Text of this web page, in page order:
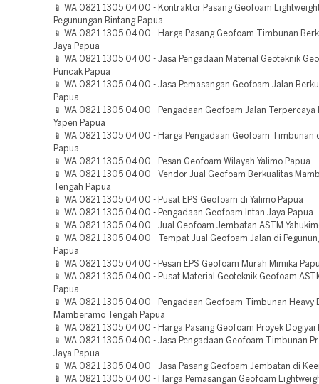
📱 WA 0821 1305 0400 - Kontraktor Pasang Geofoam
Pegunungan Bintang Papua
📱 WA 0821 1305 0400 - Harga Pasang Geofoam Timbunan
Jaya Papua
📱 WA 0821 1305 0400 - Jasa Pengadaan Material Geoteknik
Puncak Papua
📱 WA 0821 1305 0400 - Jasa Pemasangan Geofoam Jalan
Papua
📱 WA 0821 1305 0400 - Pengadaan Geofoam Jalan Terpercaya
Yapen Papua
📱 WA 0821 1305 0400 - Harga Pengadaan Geofoam Timbunan
Papua
📱 WA 0821 1305 0400 - Pesan Geofoam Wilayah Yalimo Papua
📱 WA 0821 1305 0400 - Vendor Jual Geofoam Berkualitas
Tengah Papua
📱 WA 0821 1305 0400 - Pusat EPS Geofoam di Yalimo Papua
📱 WA 0821 1305 0400 - Pengadaan Geofoam Intan Jaya Papua
📱 WA 0821 1305 0400 - Jual Geofoam Jembatan ASTM
📱 WA 0821 1305 0400 - Tempat Jual Geofoam Jalan di
Papua
📱 WA 0821 1305 0400 - Pesan EPS Geofoam Murah Mimika
📱 WA 0821 1305 0400 - Pusat Material Geoteknik Geofoam
Papua
📱 WA 0821 1305 0400 - Pengadaan Geofoam Timbunan Heavy
Mamberamo Tengah Papua
📱 WA 0821 1305 0400 - Harga Pasang Geofoam Proyek Dogiyai
📱 WA 0821 1305 0400 - Jasa Pengadaan Geofoam Timbunan
Jaya Papua
📱 WA 0821 1305 0400 - Jasa Pasang Geofoam Jembatan di
📱 WA 0821 1305 0400 - Harga Pemasangan Geofoam